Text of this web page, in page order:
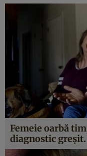
Femeie oarbă
diagnostic greșit.